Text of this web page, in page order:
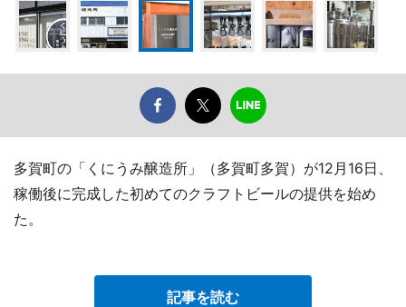
多賀町の「くにうみ醸造所」（多賀町多賀）が12月16日、
稼働後に完成した初めてのクラフトビールの提供を始め
た。
記事を読む